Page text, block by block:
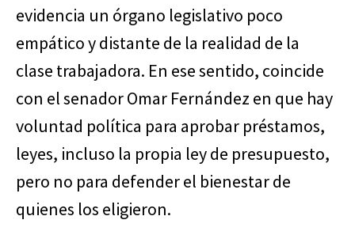
evidencia un órgano legislativo poco
empático y distante de la realidad de la
clase trabajadora. En ese sentido, coincide
con el senador Omar Fernández en que hay
voluntad política para aprobar préstamos,
leyes, incluso la propia ley de presupuesto,
pero no para defender el bienestar de
quienes los eligieron.